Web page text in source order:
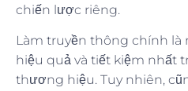
chiến lược riêng.
Làm truyền thông chính
hiệu quả và tiết kiệm nhất
thương hiệu. Tuy nhiên,